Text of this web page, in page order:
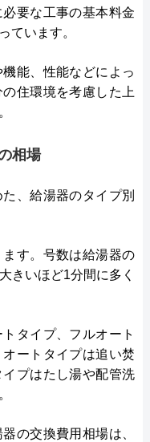
要な工事の基本料金
ています。
能、性能などによっ
住環境を考慮した上
相場
、給湯器のタイプ別
す。号数は給湯器の
きいほど1分間に多く
タイプ、フルオート
ートタイプは追い焚
プはたし湯や配管洗
の交換費用相場は、